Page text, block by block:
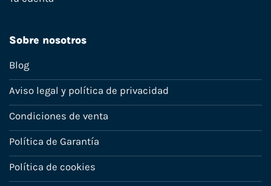
Sobre nosotros
Blog
Aviso legal y política de privacidad
Condiciones de venta
Política de Garantía
Política de cookies